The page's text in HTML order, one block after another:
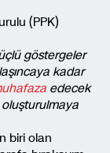
(PPK)
göstergeler
kadar
edecek
biri olan